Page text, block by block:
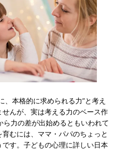
、本格的に求められる力”と考え
んが、実は考える力のベース作
力の差が出始めるともいわれて
むには、ママ・パパのちょっと
す。子どもの心理に詳しい日本